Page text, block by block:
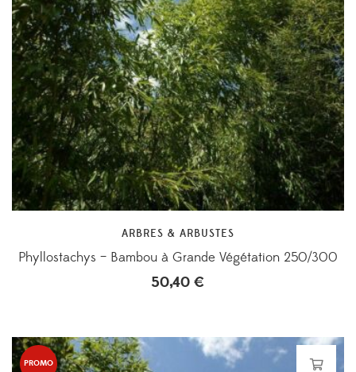
ARBRES & ARBUSTES
Phyllostachys – Bambou à Grande Végétation 250/300
50,40 €
PROMO